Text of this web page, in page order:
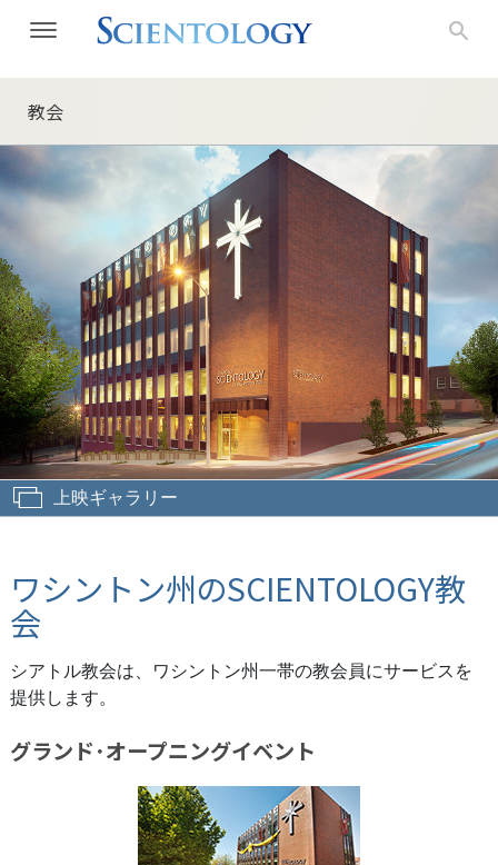
教会
上映ギャラリー
ワシントン州のSCIENTOLOGY教
会
シアトル教会は、ワシントン州一帯の教会員にサービスを
提供します。
グランド･オープニングイベント